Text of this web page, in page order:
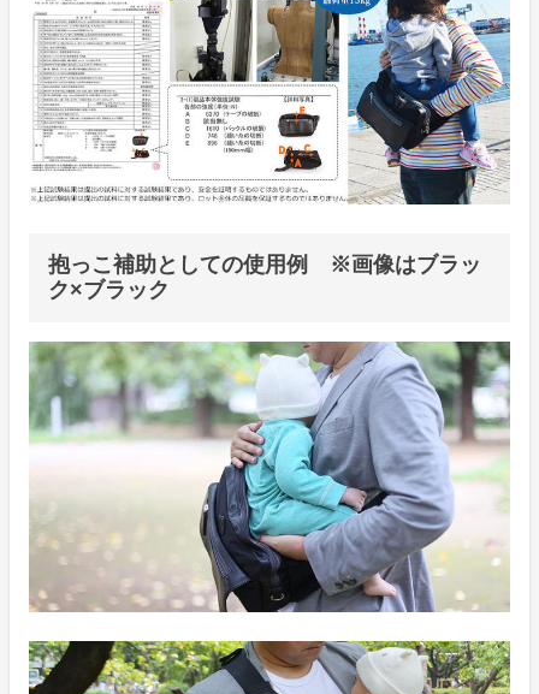
抱っこ補助としての使用例 ※画像はブラッ
ク×ブラック